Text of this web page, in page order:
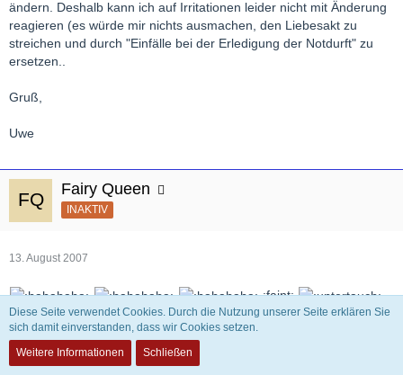
ändern. Deshalb kann ich auf Irritationen leider nicht mit Änderung
reagieren (es würde mir nichts ausmachen, den Liebesakt zu
streichen und durch "Einfälle bei der Erledigung der Notdurft" zu
ersetzen..
Gruß,
Uwe
Fairy Queen
INAKTIV
13. August 2007
:faint:
ansonsten erstmal ohne Worte........
Diese Seite verwendet Cookies. Durch die Nutzung unserer Seite erklären Sie
sich damit einverstanden, dass wir Cookies setzen.
Weitere Informationen
Schließen